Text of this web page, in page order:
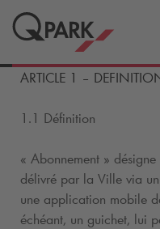
ARTICLE 1 –
1.1 Définition
« Abonnement »
délivré par la Ville via
une application mobile
échéant, un guichet, lui